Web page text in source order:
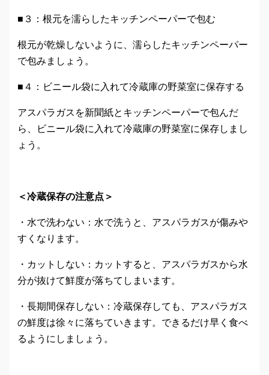
■３：根元を濡らしたキッチンペーパーで包む
根元が乾燥しないように、濡らしたキッチンペーパー
で包みましょう。
■４：ビニール袋に入れて冷蔵庫の野菜室に保存する
アスパラガスを新聞紙とキッチンペーパーで包んだ
ら、ビニール袋に入れて冷蔵庫の野菜室に保存しまし
ょう。
＜冷蔵保存の注意点＞
・水で洗わない：水で洗うと、アスパラガスが傷みや
すくなります。
・カットしない：カットすると、アスパラガスから水
分が抜けて鮮度が落ちてしまいます。
・長期間保存しない：冷蔵保存しても、アスパラガス
の鮮度は徐々に落ちていきます。できるだけ早く食べ
るようにしましょう。